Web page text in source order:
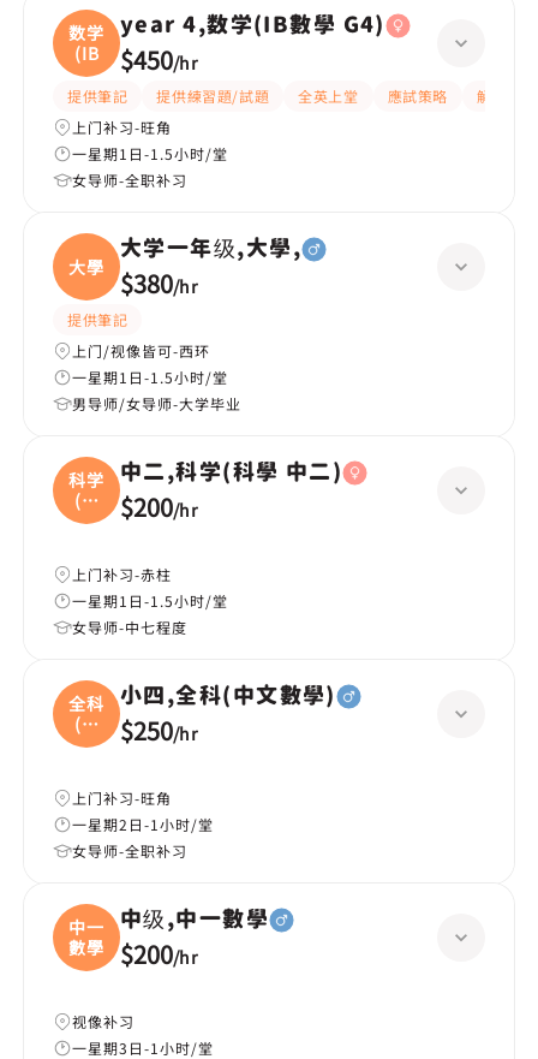
数学
(IB
year 4,数学(IB數學 G4)
$450/hr
提供筆記 提供練習題/試題 全英上堂 應試策略
解題思路
上门补习-旺角
一星期1日-1.5小时/堂
女导师-全职补习
大學
大学一年级,大學,
$380/hr
提供筆記
上门/视像皆可-西环
一星期1日-1.5小时/堂
男导师/女导师-大学毕业
科学
(科
學
中二,科学(科學 中二)
$200/hr
上门补习-赤柱
一星期1日-1.5小时/堂
女导师-中七程度
全科
(中
文
小四,全科(中文數學)
$250/hr
上门补习-旺角
一星期2日-1小时/堂
女导师-全职补习
中一
數學
中级,中一數學
$200/hr
视像补习
一星期3日-1小时/堂